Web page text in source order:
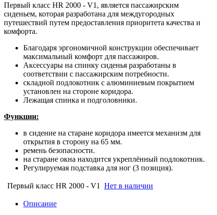
Первый класс HR 2000 - V1, является пассажирским
сиденьем, которая разработана для междугородных
путешествий путем предоставления приоритета качества и
комфорта.
Благодаря эргономичной конструкции обеспечивает
максимальный комфорт для пассажиров.
Аксессуары на спинку сиденья разработаны в
соответствии с пассажирским потребности.
складной подлокотник с алюминиевым покрытием
установлен на стороне коридора.
Лежащая спинка и подголовники.
Функции:
в сидение на старане коридора имеется механизм для
открытия в сторону на 65 мм.
ремень безопасности.
на старане окна находится укреплённый подлокотник.
Регулируемая подставка для ног (3 позиция).
Первый класс HR 2000 - V1 Нет в наличии
Описание